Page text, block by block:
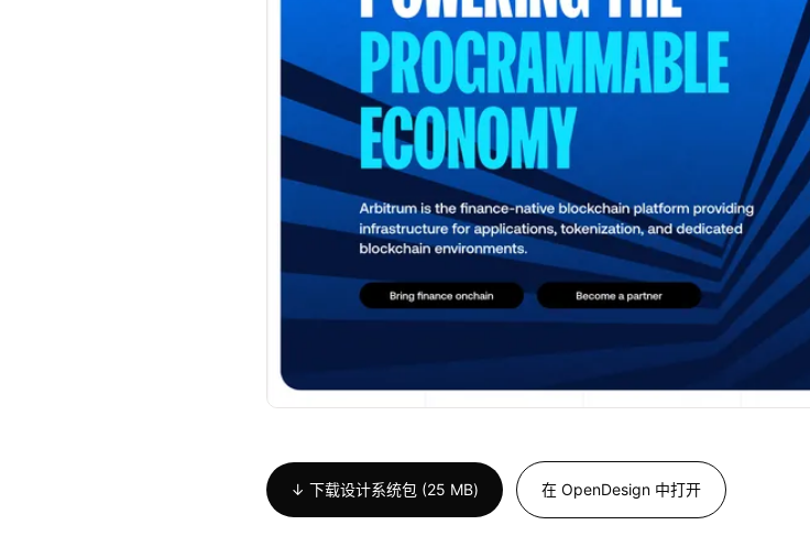
↓ 下载设计系统包 (25 MB) 在 OpenDesign 中打开